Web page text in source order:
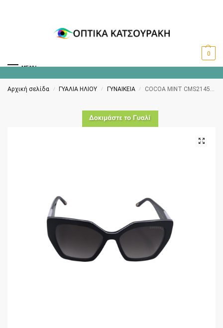
MENU
0
Αρχική σελίδα / ΓΥΑΛΙΑ ΗΛΙΟΥ / ΓΥΝΑΙΚΕΙΑ / COCOA MINT CMS2145 C1